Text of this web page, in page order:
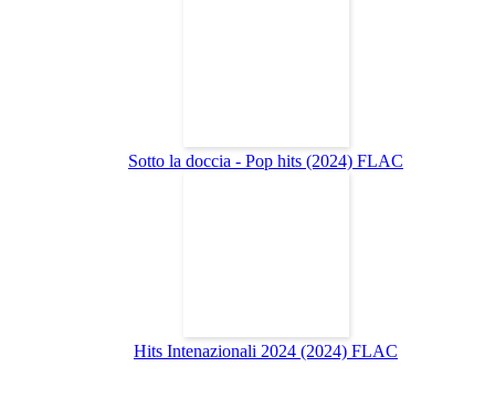
Sotto la doccia - Pop hits (2024) FLAC
Hits Intenazionali 2024 (2024) FLAC